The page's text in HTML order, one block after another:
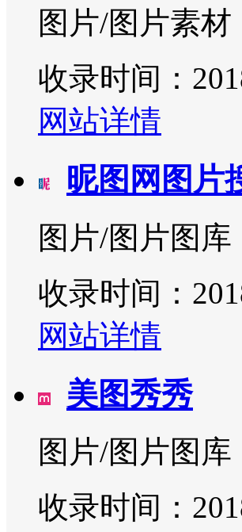
图片/图片素材
收录时间：
网站详情
昵图网图片
图片/图片图库
收录时间：
网站详情
美图秀秀
图片/图片图库
收录时间：